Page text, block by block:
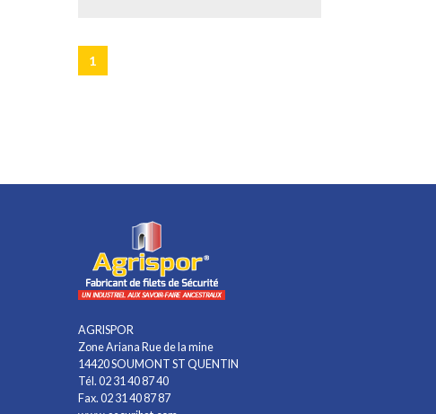
1
AGRISPOR
Zone Ariana Rue de la mine
14420 SOUMONT ST QUENTIN
Tél. 02 31 40 87 40
Fax. 02 31 40 87 87